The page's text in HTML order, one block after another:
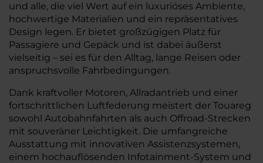
und alle, die viel Wert auf ein luxuriöses Ambiente,
hochwertige Materialien und ein repräsentatives
Design legen. Er bietet großzügigen Platz für
Passagiere und Gepäck und ist dabei äußerst
vielseitig – sei es für den Alltag, lange Reisen oder
anspruchsvolle Fahrbedingungen.
Dank kraftvoller Motoren, Allradantrieb und einer
fortschrittlichen Luftfederung meistert der Touareg
sowohl Autobahnfahrten als auch Offroad-Strecken
mit souveräner Leichtigkeit. Die umfangreiche
Ausstattung mit innovativen Assistenzsystemen,
einem hochauflösenden Infotainment-System und